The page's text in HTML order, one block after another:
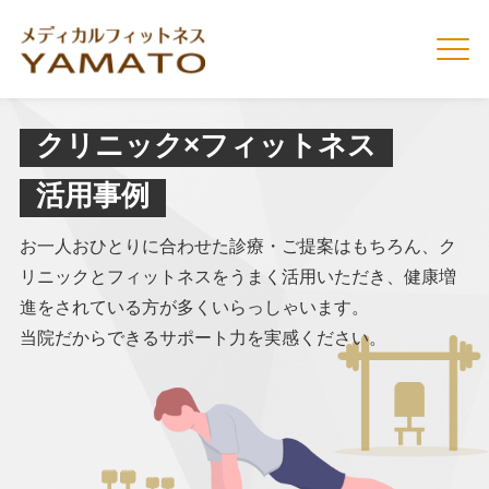
クリニック×フィットネス
活用事例
お一人おひとりに合わせた診療・ご提案はもちろん、
ク
リニックとフィットネスをうまく活用いただき、 健康増
進をされている方が多くいらっしゃいます。
当院だからできるサポート力を実感ください。